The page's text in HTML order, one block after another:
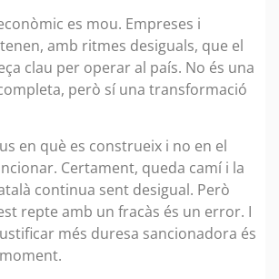
es mou. Empreses i
amb ritmes desiguals, que el
clau per operar al país. No és una
però sí una transformació
en què es construeix i no en el
Certament, queda camí i la
continua sent desigual. Però
repte amb un fracàs és un error. I
més duresa sancionadora és